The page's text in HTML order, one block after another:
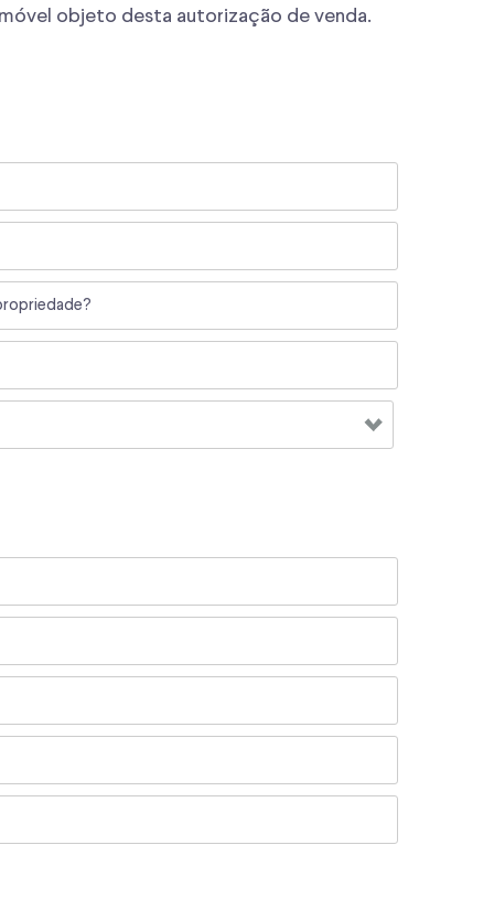
objeto desta autorização de venda.